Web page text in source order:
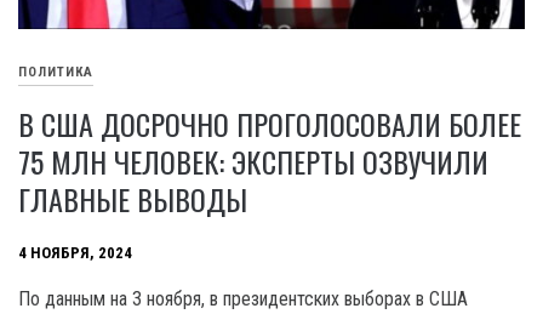
ПОЛИТИКА
В США ДОСРОЧНО ПРОГОЛОСОВАЛИ БОЛЕЕ
75 МЛН ЧЕЛОВЕК: ЭКСПЕРТЫ ОЗВУЧИЛИ
ГЛАВНЫЕ ВЫВОДЫ
4 НОЯБРЯ, 2024
По данным на 3 ноября, в президентских выборах в США